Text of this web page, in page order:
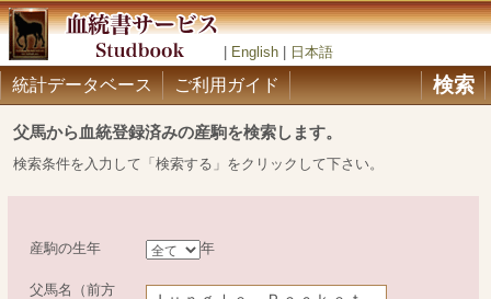
English 日本語
統計データベース ご利用ガイド 検索
父馬から血統登録済みの産駒を検索します。
検索条件を入力して「検索する」をクリックして下さい。
産駒の生年 年
父馬名（前方